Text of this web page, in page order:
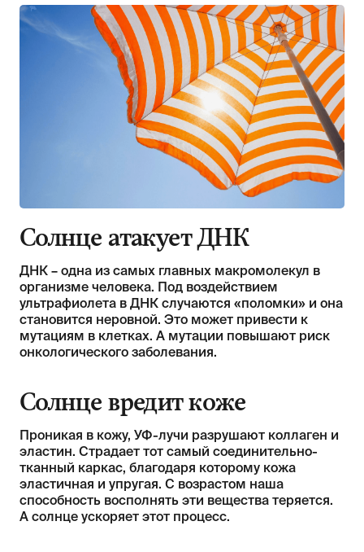
Солнце атакует ДНК
ДНК – одна из самых главных макромолекул в
организме человека. Под воздействием
ультрафиолета в ДНК случаются «поломки» и она
становится неровной. Это может привести к
мутациям в клетках. А мутации повышают риск
онкологического заболевания.
Солнце вредит коже
Проникая в кожу, УФ-лучи разрушают коллаген и
эластин. Страдает тот самый соединительно-
тканный каркас, благодаря которому кожа
эластичная и упругая. С возрастом наша
способность восполнять эти вещества теряется.
А солнце ускоряет этот процесс.